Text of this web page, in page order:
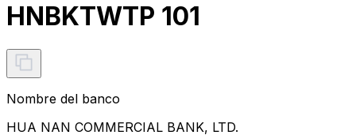
HNBKTWTP 101
Nombre del banco
HUA NAN COMMERCIAL BANK, LTD.